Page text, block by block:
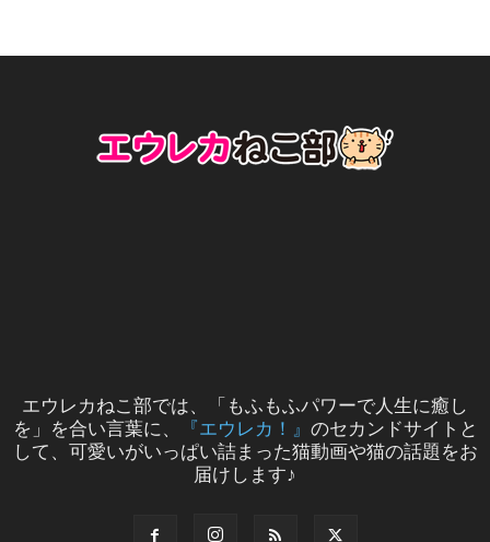
エウレカねこ部では、「もふもふパワーで人生に癒し
を」を合い言葉に、
『エウレカ！』 のセカンドサイトと
して、可愛いがいっぱい詰まった猫動画や猫の話題をお
届けします♪